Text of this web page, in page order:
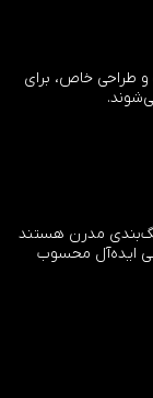
طراحی خاص، برای
مدرن هستند
ایده‌آل محسوب